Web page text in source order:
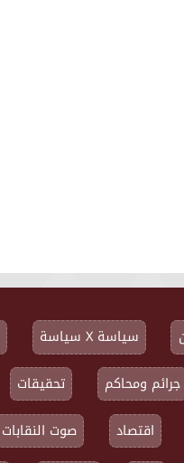
سياسة X سياسة
جرائم ومحاكم تحقيقات
اقتصاد صوت النقابات